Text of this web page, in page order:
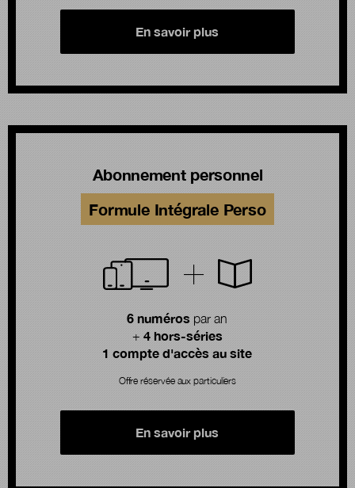
En savoir plus
Abonnement personnel
Formule Intégrale Perso
6 numéros par an
+ 4 hors-séries
1 compte d'accès au site
Offre réservée aux particuliers
En savoir plus